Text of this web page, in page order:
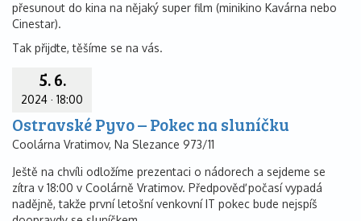
přesunout do kina na nějaký super film (minikino Kavárna nebo
Cinestar).
Tak přijďte, těšíme se na vás.
5. 6.
2024 ·18:00
Ostravské Pyvo – Pokec na sluníčku
Coolárna Vratimov, Na Slezance 973/11
Ještě na chvíli odložíme prezentaci o nádorech a sejdeme se
zítra v 18:00 v Coolárně Vratimov. Předpověď počasí vypadá
nadějně, takže první letošní venkovní IT pokec bude nejspíš